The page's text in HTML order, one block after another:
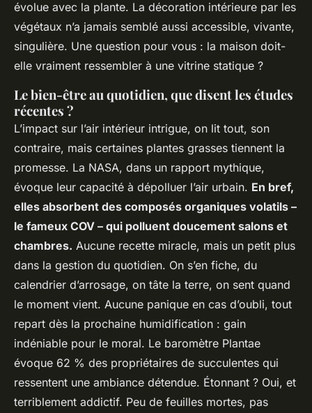
évolue avec la plante. La décoration intérieure par les
végétaux n’a jamais semblé aussi accessible, vivante,
singulière. Une question pour vous : la maison doit-
elle vraiment ressembler à une vitrine statique ?
Le bien-être au quotidien, que disent les études
récentes ?
L’impact sur l’air intérieur intrigue, on lit tout, son
contraire, mais certaines plantes grasses tiennent la
promesse. La NASA, dans un rapport mythique,
évoque leur capacité à dépolluer l’air urbain. En bref,
elles absorbent des composés organiques volatils –
le fameux COV – qui polluent doucement salons et
chambres. Aucune recette miracle, mais un petit plus
dans la gestion du quotidien. On s’en fiche, du
calendrier d’arrosage, on tâte la terre, on sent quand
le moment vient. Aucune panique en cas d’oubli, tout
repart dès la prochaine humidification : gain
indéniable pour le moral. Le baromètre Plantae
évoque 62 % des propriétaires de succulentes qui
ressentent une ambiance détendue. Étonnant ? Oui, et
terriblement addictif. Peu de feuilles mortes, pas